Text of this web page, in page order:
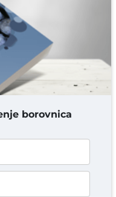
borovnica